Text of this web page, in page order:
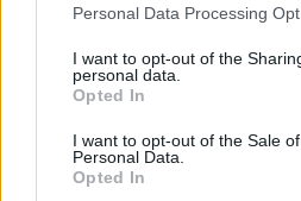
Personal Data Processing
I want to opt-out of the
personal data.
Opted In
I want to opt-out of the Sale
Personal Data.
Opted In
tartozik, melynek olvasása
Az előfizetés a következőket
Kötéslisták: BÉT elmúlt 2
kötéslistái